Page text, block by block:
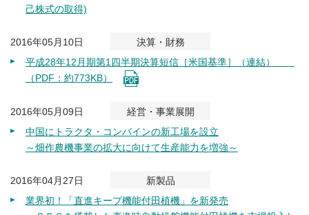
己株式の取得)
2016年05月10日
決算・財務
平成28年12月期第1四半期決算短信［米国基準］（連結）
（PDF：約773KB）
2016年05月09日
経営・事業展開
中国にトラクタ・コンバインの新工場を設立
～畑作農機事業の拡大に向けて生産能力を増強～
2016年04月27日
新製品
業界初！「直進キープ機能付田植機」を新発売